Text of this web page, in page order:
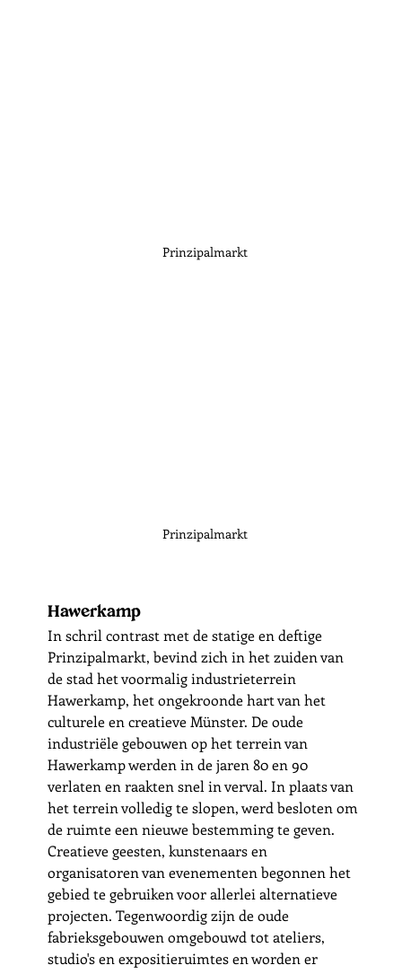
Prinzipalmarkt
Prinzipalmarkt
Hawerkamp
In schril contrast met de statige en deftige
Prinzipalmarkt, bevind zich in het zuiden van
de stad het voormalig industrieterrein
Hawerkamp, het ongekroonde hart van het
culturele en creatieve Münster. De oude
industriële gebouwen op het terrein van
Hawerkamp werden in de jaren 80 en 90
verlaten en raakten snel in verval. In plaats van
het terrein volledig te slopen, werd besloten om
de ruimte een nieuwe bestemming te geven.
Creatieve geesten, kunstenaars en
organisatoren van evenementen begonnen het
gebied te gebruiken voor allerlei alternatieve
projecten. Tegenwoordig zijn de oude
fabrieksgebouwen omgebouwd tot ateliers,
studio's en expositieruimtes en worden er